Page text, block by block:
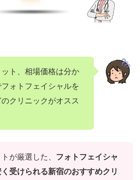
ト、相場価格は分か
ォトフェイシャルを
クリニックがオスス
が厳選した、 フォトフェイシャ
受けられる新宿のおすすめクリ